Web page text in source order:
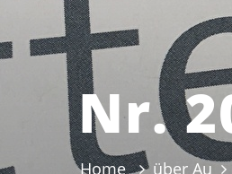
Nr.
Home über Au